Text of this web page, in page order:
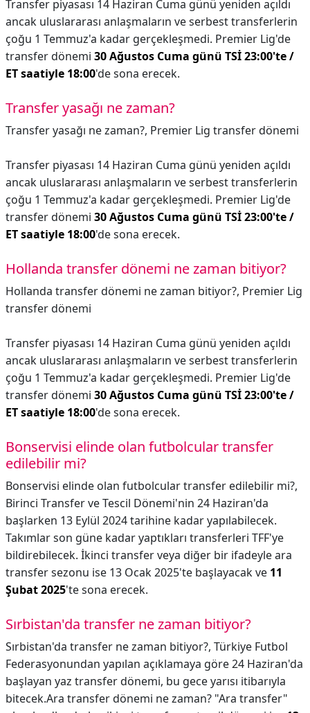
Transfer piyasası 14 Haziran Cuma günü yeniden açıldı
ancak uluslararası anlaşmaların ve serbest transferlerin
çoğu 1 Temmuz'a kadar gerçekleşmedi. Premier Lig'de
transfer dönemi 30 Ağustos Cuma günü TSİ 23:00'te /
ET saatiyle 18:00'de sona erecek.
Transfer yasağı ne zaman?
Transfer yasağı ne zaman?, Premier Lig transfer dönemi
Transfer piyasası 14 Haziran Cuma günü yeniden açıldı
ancak uluslararası anlaşmaların ve serbest transferlerin
çoğu 1 Temmuz'a kadar gerçekleşmedi. Premier Lig'de
transfer dönemi 30 Ağustos Cuma günü TSİ 23:00'te /
ET saatiyle 18:00'de sona erecek.
Hollanda transfer dönemi ne zaman bitiyor?
Hollanda transfer dönemi ne zaman bitiyor?, Premier Lig
transfer dönemi
Transfer piyasası 14 Haziran Cuma günü yeniden açıldı
ancak uluslararası anlaşmaların ve serbest transferlerin
çoğu 1 Temmuz'a kadar gerçekleşmedi. Premier Lig'de
transfer dönemi 30 Ağustos Cuma günü TSİ 23:00'te /
ET saatiyle 18:00'de sona erecek.
Bonservisi elinde olan futbolcular transfer
edilebilir mi?
Bonservisi elinde olan futbolcular transfer edilebilir mi?,
Birinci Transfer ve Tescil Dönemi'nin 24 Haziran'da
başlarken 13 Eylül 2024 tarihine kadar yapılabilecek.
Takımlar son güne kadar yaptıkları transferleri TFF'ye
bildirebilecek. İkinci transfer veya diğer bir ifadeyle ara
transfer sezonu ise 13 Ocak 2025'te başlayacak ve 11
Şubat 2025'te sona erecek.
Sırbistan'da transfer ne zaman bitiyor?
Sırbistan'da transfer ne zaman bitiyor?, Türkiye Futbol
Federasyonundan yapılan açıklamaya göre 24 Haziran'da
başlayan yaz transfer dönemi, bu gece yarısı itibarıyla
bitecek.Ara transfer dönemi ne zaman? "Ara transfer"